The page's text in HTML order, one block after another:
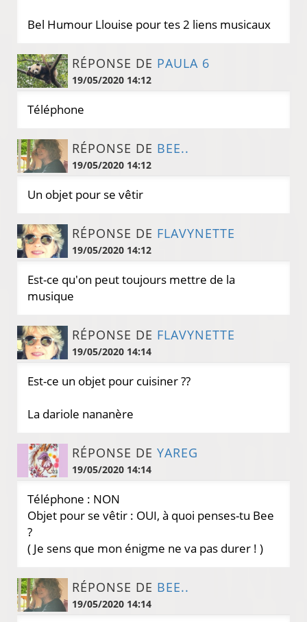
Bel Humour Llouise pour tes 2 liens musicaux
RÉPONSE DE PAULA 6
19/05/2020 14:12
Téléphone
RÉPONSE DE BEE..
19/05/2020 14:12
Un objet pour se vêtir
RÉPONSE DE FLAVYNETTE
19/05/2020 14:12
Est-ce qu'on peut toujours mettre de la
musique
RÉPONSE DE FLAVYNETTE
19/05/2020 14:14
Est-ce un objet pour cuisiner ??
La dariole nananère
RÉPONSE DE YAREG
19/05/2020 14:14
Téléphone : NON
Objet pour se vêtir : OUI, à quoi penses-tu Bee
?
( Je sens que mon énigme ne va pas durer ! )
RÉPONSE DE BEE..
19/05/2020 14:14